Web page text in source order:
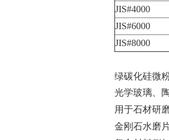
JIS#4000
JIS#6000
JIS#8000
绿碳化硅微
光学玻璃、
用于石材研
金刚石水磨